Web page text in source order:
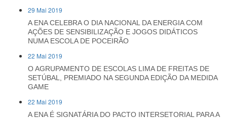
29 Mai 2019
A ENA CELEBRA O DIA NACIONAL DA ENERGIA COM
AÇÕES DE SENSIBILIZAÇÃO E JOGOS DIDÁTICOS
NUMA ESCOLA DE POCEIRÃO
22 Mai 2019
O AGRUPAMENTO DE ESCOLAS LIMA DE FREITAS DE
SETÚBAL, PREMIADO NA SEGUNDA EDIÇÃO DA MEDIDA
GAME
22 Mai 2019
A ENA É SIGNATÁRIA DO PACTO INTERSETORIAL PARA A